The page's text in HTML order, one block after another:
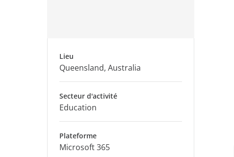
Lieu
Queensland, Australia
Secteur d'activité
Education
Plateforme
Microsoft 365